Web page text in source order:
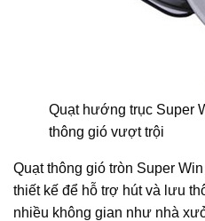
Quạt hướng trục Super
thông gió vượt trội
Quạt thông gió tròn Super
thiết kế để hỗ trợ hút và lưu
nhiều không gian như nhà